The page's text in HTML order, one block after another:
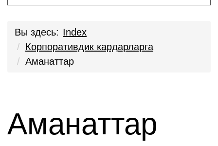
Вы здесь: Index
Корпоративдик кардарларга
Аманаттар
Аманаттар